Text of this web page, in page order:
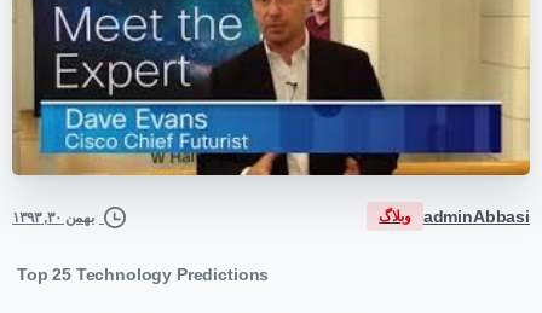
adminAbbasi وبلاگ بهمن ۳۰, ۱۳۹۳
Top 25 Technology Predictions